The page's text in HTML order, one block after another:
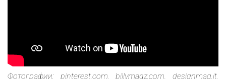
Фотографии: pinterest.com, billymagz.com, designmag.it,